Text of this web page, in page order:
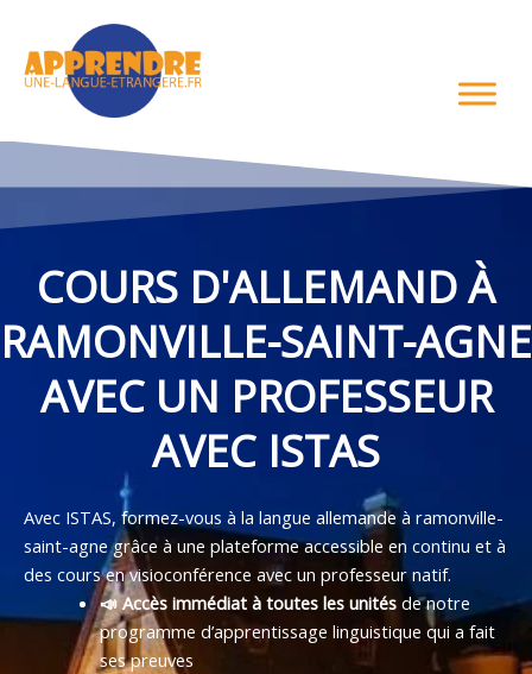
contenu
COURS D'ALLEMAND À
RAMONVILLE-SAINT-AGNE
AVEC UN PROFESSEUR
AVEC ISTAS
Avec ISTAS, formez-vous à la langue allemande à ramonville-
saint-agne grâce à une plateforme accessible en continu et à
des cours en visioconférence avec un professeur natif.
📣 Accès immédiat à toutes les unitésde notre
programme d’apprentissage linguistique qui a fait
ses preuves